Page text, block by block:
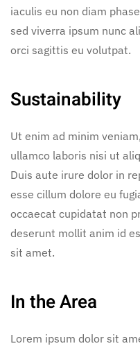
iaculis eu non diam
sed viverra ipsum nunc
orci sagittis eu volutpat.
Sustainability
Ut enim ad minim
ullamco laboris nisi ut
Duis aute irure dolor in
esse cillum dolore eu
occaecat cupidatat non
deserunt mollit anim id
sit amet.
In the Area
Lorem ipsum dolor sit